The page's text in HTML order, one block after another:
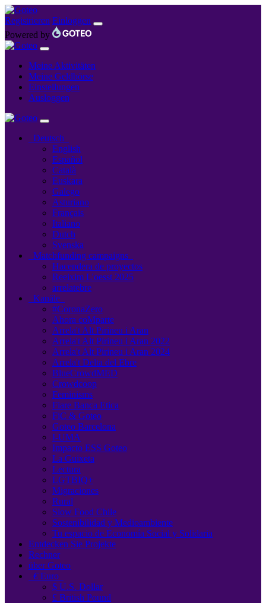
Registrieren Einloggen
Powered by
Meine Aktivitäten
Meine Geldbörse
Einstellungen
Ausloggen
Deutsch
English
Español
Català
Euskara
Galego
Asturiano
Français
Italiano
Dutch
Svenska
Matchfunding campaigns
Hacendera de proyectos
Reeixim L'oesst 2025
arrelatebre
Kanäle
#CoronaZero
Ahora coMparte
Arrela't Alt Pirineu i Aran
Arrela't Alt Pirineu i Aran 2022
Arrela't Alt Pirineu i Aran 2024
Arrela't Delta del Ebre
BlueCrowdMED
Crowdcoop
Feminisms
Fiare Banca Etica
FiC & Goteo
Goteo Barcelona
I-UMA
Impacto ESS Goteo
La Guixeta
Lectura
LGTBIQ+
Migraciones
Rural
Slow Food Chile
Sostenibilidad y Medioambiente
Tu espacio de Economía Social y Solidaria
Entdecken Sie Projekte
Rechner
über Goteo
€Euro
$ U.S. Dollar
£ British Pound